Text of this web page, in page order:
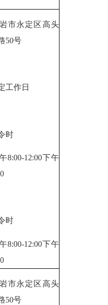
永定区高头
50号
作日
时
12:00下午
时
12:00下午
永定区高头
50号